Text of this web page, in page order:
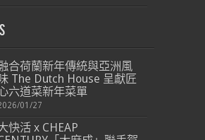
合荷蘭新年傳統與亞洲風
The Dutch House 呈獻匠
六道菜新年菜單
01/27
快活 x CHEAP